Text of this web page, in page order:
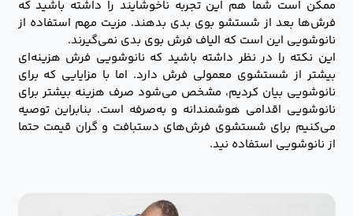
ممکن است شما هم این تجربه ناخوشایند را داشته باشید که
فرش‌ها بعد از شستشو بوی بدی بدهند. مزیت مهم استفاده از
نانوشویی این است که الیاف فرش بوی بدی نمی‌گیرند.
این نکته را در نظر داشته باشید که نانوشویی فرش هزینه‌ای
بیشتر از شستشوی معمولی فرش دارد. اما با مزایایی که برای
نانوشویی بیان کردیم، مشخص می‌شود صرف هزینه بیشتر برای
نانوشویی اقدامی هوشمندانه و به‌صرفه است. بنابراین توصیه
می‌کنیم برای شستشوی فرش‌های دستبافت و گران قیمت حتما
از نانوشویی استفاده نید.